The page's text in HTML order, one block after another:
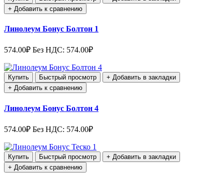
+ Добавить к сравнению
Линолеум Бонус Болтон 1
574.00₽ Без НДС: 574.00₽
Купить Быстрый просмотр
+ Добавить в закладки
+ Добавить к сравнению
Линолеум Бонус Болтон 4
574.00₽ Без НДС: 574.00₽
Купить Быстрый просмотр
+ Добавить в закладки
+ Добавить к сравнению